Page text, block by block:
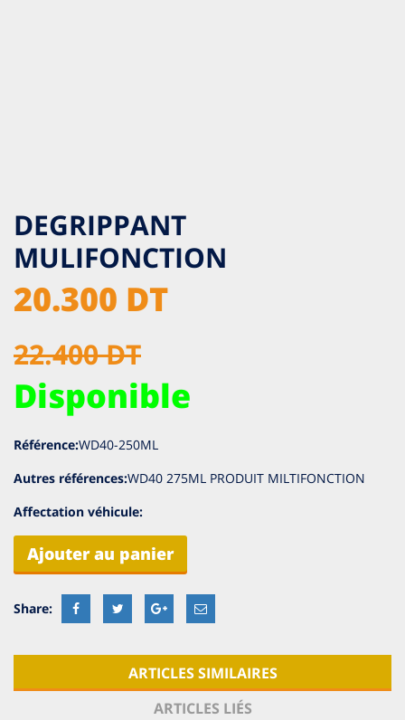
DEGRIPPANT
MULIFONCTION
20.300 DT
22.400 DT
Disponible
Référence:WD40-250ML
Autres références:WD40 275ML PRODUIT MILTIFONCTION
Affectation véhicule:
Ajouter au panier
ARTICLES SIMILAIRES
ARTICLES LIÉS